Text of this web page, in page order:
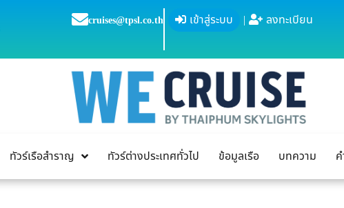
cruises@tpsl.co.th เข้าสู่ระบบ | ลงทะเบียน
ทัวร์เรือสำราญ ทัวร์ต่างประเทศทั่วไป ข้อมูลเรือ บทความ